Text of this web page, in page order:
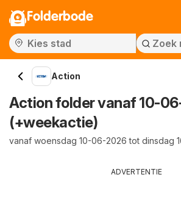
Folderbode
Action
Action folder vanaf 10-
(+weekactie)
vanaf woensdag 10-06-2026 tot dinsdag
ADVERTENTIE